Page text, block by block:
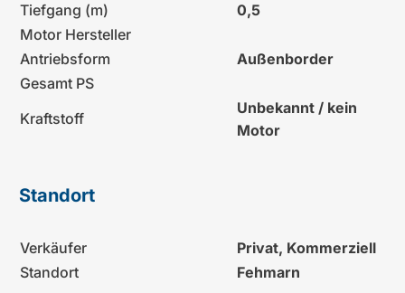
Tiefgang (m)
0,5
Motor Hersteller
Antriebsform
Außenborder
Gesamt PS
Kraftstoff
Unbekannt / kein
Motor
Standort
Verkäufer
Privat, Kommerziell
Standort
Fehmarn